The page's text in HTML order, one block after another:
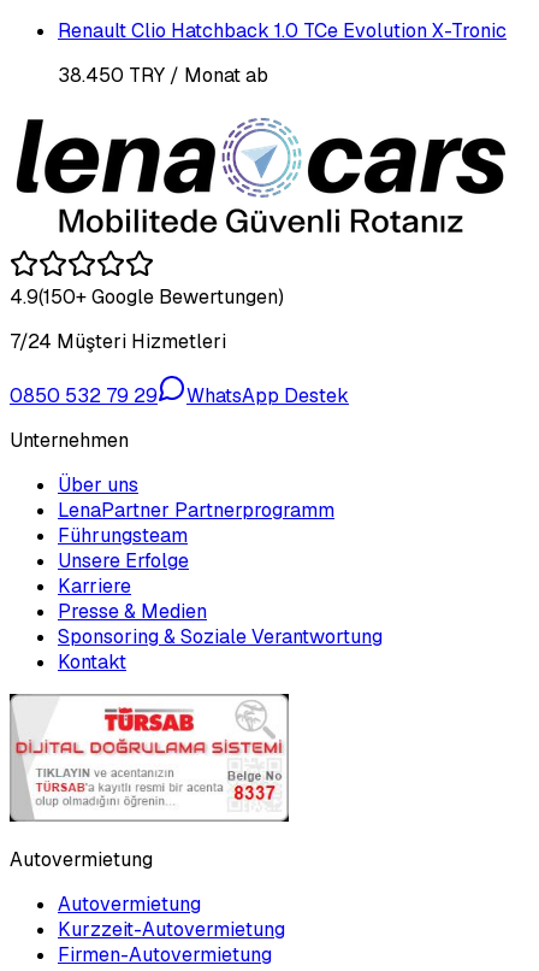
Renault Clio Hatchback 1.0 TCe Evolution X-Tronic
38.450 TRY / Monat ab
4.9(150+ Google Bewertungen)
7/24 Müşteri Hizmetleri
0850 532 79 29
WhatsApp Destek
Unternehmen
Über uns
LenaPartner Partnerprogramm
Führungsteam
Unsere Erfolge
Karriere
Presse & Medien
Sponsoring & Soziale Verantwortung
Kontakt
Autovermietung
Autovermietung
Kurzzeit-Autovermietung
Firmen-Autovermietung